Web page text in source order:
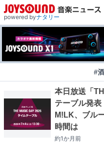
powered byナタリー
#
本日放送「
テーブル発表
M!LK、ブル
時間は
約1か月前